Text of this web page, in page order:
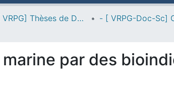
2- [ VRPG] Thèses de Doctorat en Sciences
par des